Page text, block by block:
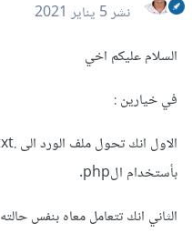
نشر5 يناير 2021
السلام عليكم اخي
في خيارين :
بأستخدام الphp.